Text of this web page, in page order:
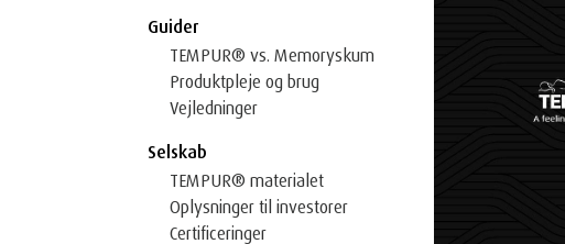
Guider
TEMPUR® vs. Memoryskum
Produktpleje og brug
Vejledninger
Selskab
TEMPUR® materialet
Oplysninger til investorer
Certificeringer